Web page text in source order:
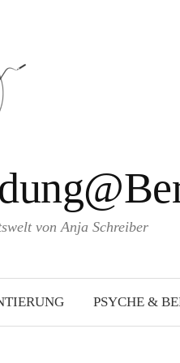
von Anja Schreiber
PSYCHE &